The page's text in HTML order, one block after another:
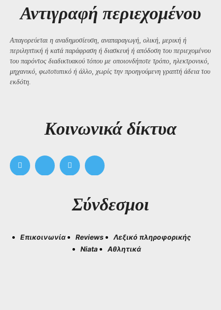
Αντιγραφή περιεχομένου
Απαγορεύεται η αναδημοσίευση, αναπαραγωγή, ολική, μερική ή
περιληπτική ή κατά παράφραση ή διασκευή ή απόδοση του περιεχομένου
του παρόντος διαδικτυακού τόπου με οποιονδήποτε τρόπο, ηλεκτρονικό,
μηχανικό, φωτοτυπικό ή άλλο, χωρίς την προηγούμενη γραπτή άδεια του
εκδότη.
Kοινωνικά δίκτυα
Σύνδεσμοι
Επικοινωνία Reviews
Λεξικό πληροφορικής
Niata
Αθλητικά